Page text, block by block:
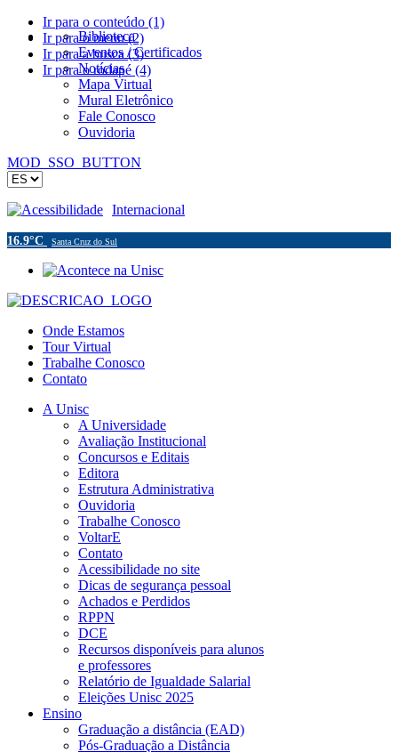
Ir para o conteúdo (1)
Ir para o menu (2)
Ir para a busca (3)
Ir para o rodapé (4)
Biblioteca
Eventos / Certificados
Notícias
Mapa Virtual
Mural Eletrônico
Fale Conosco
Ouvidoria
MOD_SSO_BUTTON
Acessibilidade Internacional
16.9°C Santa Cruz do Sul
Onde Estamos
Tour Virtual
Trabalhe Conosco
Contato
A Unisc
A Universidade
Avaliação Institucional
Concursos e Editais
Editora
Estrutura Administrativa
Ouvidoria
Trabalhe Conosco
VoltarE
Contato
Acessibilidade no site
Dicas de segurança pessoal
Achados e Perdidos
RPPN
DCE
Recursos disponíveis para alunos
e professores
Relatório de Igualdade Salarial
Eleições Unisc 2025
Ensino
Graduação a distância (EAD)
Pós-Graduação a Distância